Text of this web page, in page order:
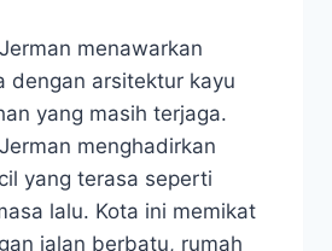
menawarkan
dengan arsitektur kayu
yang masih terjaga.
menghadirkan
yang terasa seperti
lalu. Kota ini memikat
jalan berbatu, rumah